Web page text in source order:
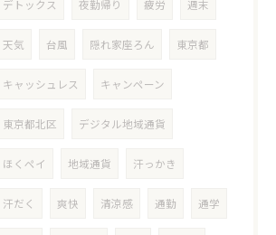
デトックス 夜勤帰り 疲労 週末
天気 台風 隠れ家座ろん 東京都
キャッシュレス キャンペーン
東京都北区 デジタル地域通貨
ほくペイ 地域通貨 汗っかき
汗だく 爽快 清涼感 通勤 通学